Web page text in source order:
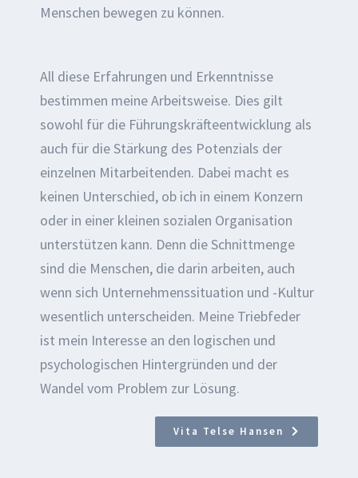
Menschen bewegen zu können.
All diese Erfahrungen und Erkenntnisse
bestimmen meine Arbeitsweise. Dies gilt
sowohl für die Führungskräfteentwicklung als
auch für die Stärkung des Potenzials der
einzelnen Mitarbeitenden. Dabei macht es
keinen Unterschied, ob ich in einem Konzern
oder in einer kleinen sozialen Organisation
unterstützen kann. Denn die Schnittmenge
sind die Menschen, die darin arbeiten, auch
wenn sich Unternehmenssituation und -Kultur
wesentlich unterscheiden. Meine Triebfeder
ist mein Interesse an den logischen und
psychologischen Hintergründen und der
Wandel vom Problem zur Lösung.
Vita Telse Hansen